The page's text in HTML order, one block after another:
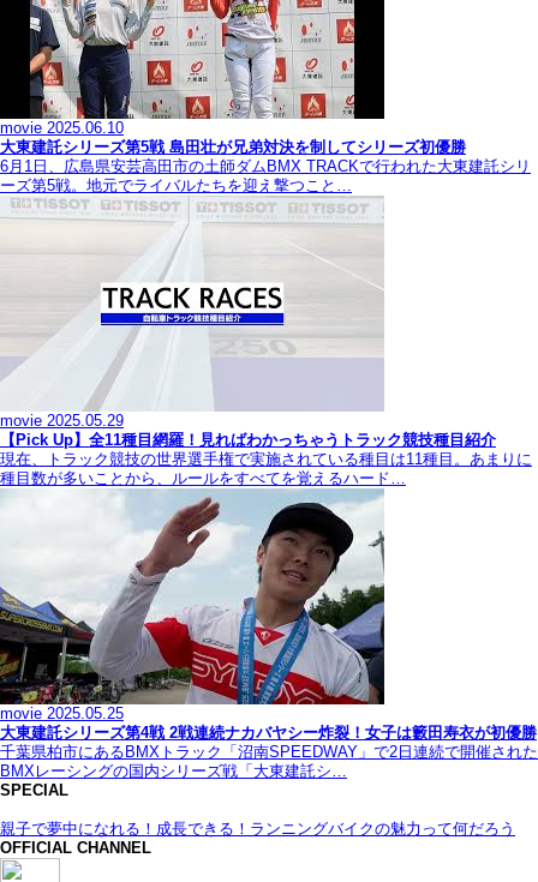
movie 2025.06.10
大東建託シリーズ第5戦 島田壮が兄弟対決を制してシリーズ初優勝
6月1日、広島県安芸高田市の土師ダムBMX TRACKで行われた大東建託シリ
ーズ第5戦。地元でライバルたちを迎え撃つこと…
movie 2025.05.29
【Pick Up】全11種目網羅！見ればわかっちゃうトラック競技種目紹介
現在、トラック競技の世界選手権で実施されている種目は11種目。あまりに
種目数が多いことから、ルールをすべてを覚えるハード…
movie 2025.05.25
大東建託シリーズ第4戦 2戦連続ナカバヤシー炸裂！女子は籔田寿衣が初優勝
千葉県柏市にあるBMXトラック「沼南SPEEDWAY」で2日連続で開催された
BMXレーシングの国内シリーズ戦「大東建託シ…
SPECIAL
親子で夢中になれる！成長できる！ランニングバイクの魅力って何だろう
OFFICIAL CHANNEL